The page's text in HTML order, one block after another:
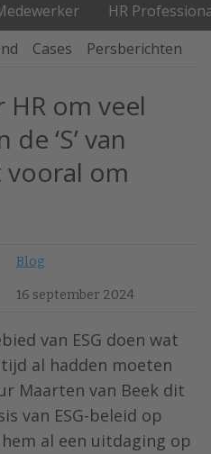
HR
Cases Persberichten
HR om veel
‘S’ van
vooral om
Blog
16 september 2024
van ESG doen wat
al hadden moeten
Maarten van Beek dit
van ESG-beleid op
al een uitdaging op